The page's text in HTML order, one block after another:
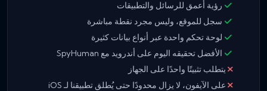
رؤية أعمق للرسائل والتطبيقات
سجل للموقع، وليس مجرد نقطة مباشرة
لوحة تحكم واحدة عبر أنواع بيانات كثيرة
الأفضل تحقيقه اليوم على أندرويد مع SpyHuman
يتطلب تثبيتًا واحدًا على الجهاز
على الآيفون، لا يزال محدودًا حتى يُطلق تطبيقنا لـ iOS